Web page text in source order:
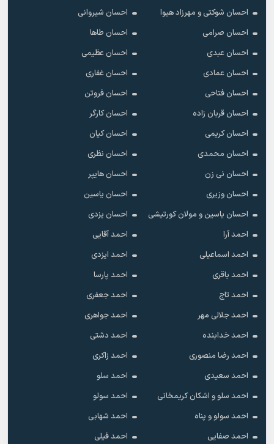
احسان شوکتی و مهرزاد هیوا
احسان شیروانی
احسان صرامی
احسان طاها
احسان عبدی
احسان عظیمی
احسان عمادی
احسان غفاری
احسان فتاحی
احسان فروتن
احسان قربان زاده
احسان کارگر
احسان کریمی
احسان کیان
احسان محمدی
احسان نظری
احسان نی زن
احسان هایپر
احسان وزیری
احسان یاسین
احسان یاسین و مولان کورتیشی
احسان یزدی
احمد آرا
احمد آقایی
احمد اسماعیلی
احمد ایزدی
احمد باقری
احمد پارسا
احمد تاج
احمد جعفری
احمد جلالی مهر
احمد جواهری
احمد خدابنده
احمد دشتی
احمد رضا منصوری
احمد زاکری
احمد سعیدی
احمد سلو
احمد سلو و اشکان کریمخانی
احمد سولو
احمد سولو و پناه
احمد شهابی
احمد صفایی
احمد فیلی